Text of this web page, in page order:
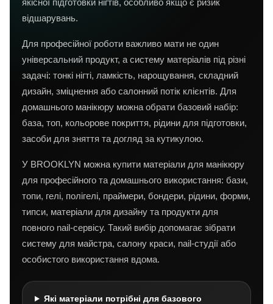
якісної підготовки нігтів, особливо якщо є ризик
відшарувань.
Для професійної роботи важливо мати не один
універсальний продукт, а систему матеріалів під різні
задачі: тонкі нігті, ламкість, нарощування, складний
дизайн, зміцнення або салонний потік клієнтів. Для
домашнього манікюру можна обрати базовий набір:
база, топ, кольорове покриття, рідини для підготовки,
засоби для зняття та догляд за кутикулою.
У BROOKLYN можна купити матеріали для манікюру
для професійного та домашнього використання: бази,
топи, гелі, полігелі, праймери, бондери, рідини, форми,
типси, матеріали для дизайну та продукти для
повного nail-сервісу. Такий вибір допомагає зібрати
систему для майстра, салону краси, nail-студії або
особистого використання вдома.
Які матеріали потрібні для базового